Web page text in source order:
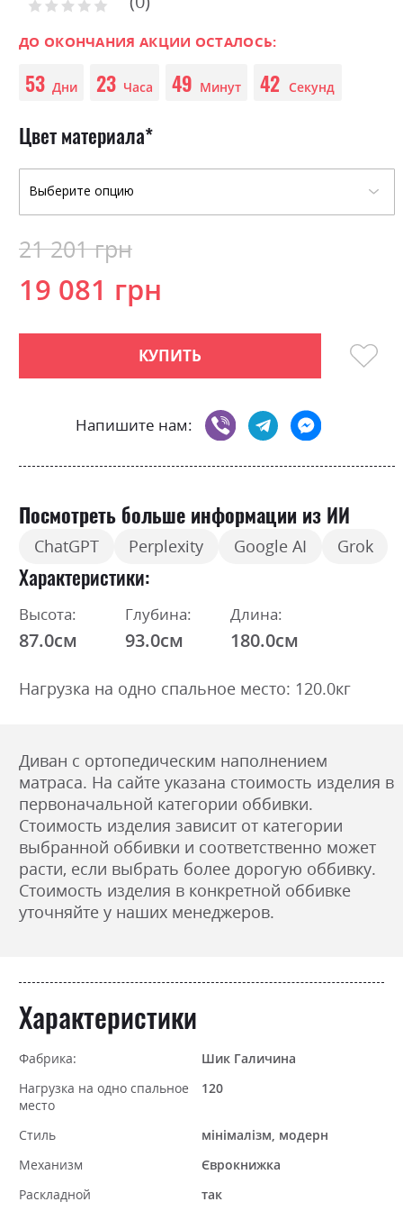
gallery
Рейтинг:
ДО ОКОНЧАНИЯ АКЦИИ ОСТАЛОСЬ:
53 Дни 23 Часа 49 Минут 42 Секунд
Цвет материала
19 081 грн
21 201 грн
КУПИТЬ
Напишите нам:
Посмотреть больше информации из ИИ
ChatGPT Perplexity Google AI Grok
Характеристики
Высота:
87.0см
Глубина:
93.0см
Длина:
180.0см
Нагрузка на одно спальное место: 120.0кг
Диван с ортопедическим наполнением
матраса. На сайте указана стоимость изделия в
первоначальной категории оббивки.
Стоимость изделия зависит от категории
выбранной оббивки и соответственно может
расти, если выбрать более дорогую оббивку.
Стоимость изделия в конкретной оббивке
уточняйте у наших менеджеров.
Характеристики
Фабрика:
Шик Галичина
Нагрузка на одно спальное
место
120
Стиль
мінімалізм, модерн
Механизм
Єврокнижка
Раскладной
так